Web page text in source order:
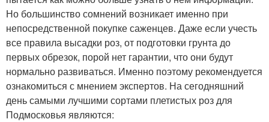
Но большинство сомнений возникает именно при
непосредственной покупке саженцев. Даже если учесть
все правила высадки роз, от подготовки грунта до
первых обрезок, порой нет гарантии, что они будут
нормально развиваться. Именно поэтому рекомендуется
ознакомиться с мнением экспертов. На сегодняшний
день самыми лучшими сортами плетистых роз для
Подмосковья являются: